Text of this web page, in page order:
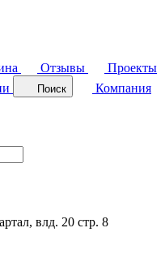
Отзывы
Проекты
Поиск
Компания
влд. 20 стр. 8